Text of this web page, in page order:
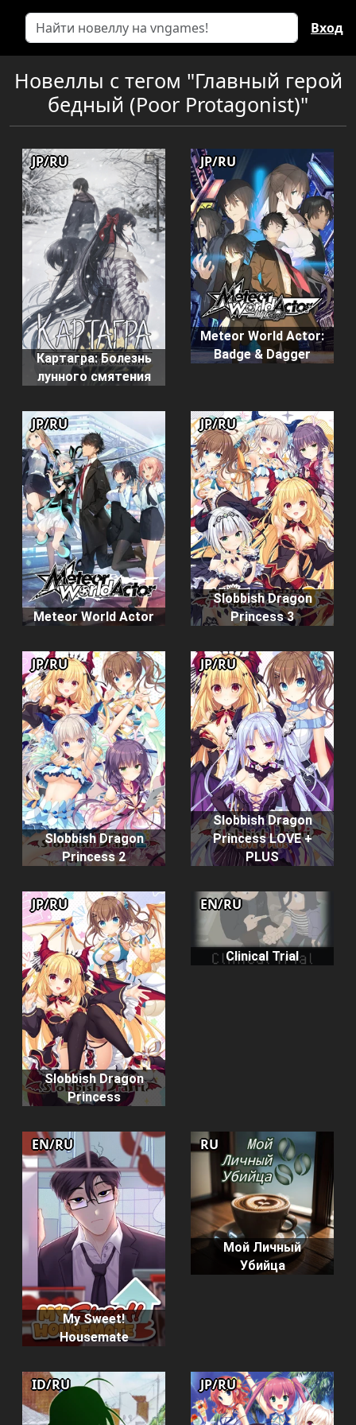
Вход
Новеллы с тегом "Главный герой
бедный (Poor Protagonist)"
Картагра: Болезнь
лунного смятения
JP/RU
Meteor World Actor:
Badge & Dagger
JP/RU
Meteor World Actor
JP/RU
Slobbish Dragon
Princess 3
JP/RU
Slobbish Dragon
Princess 2
JP/RU
Slobbish Dragon
Princess LOVE +
PLUS
JP/RU
Slobbish Dragon
Princess
JP/RU
Clinical Trial
EN/RU
My Sweet!
Housemate
EN/RU
Мой Личный
Убийца
RU
ID/RU JP/RU